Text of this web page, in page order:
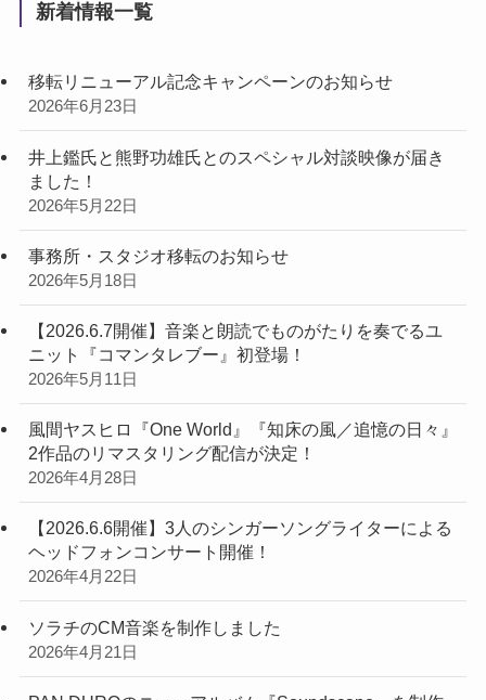
新着情報一覧
移転リニューアル記念キャンペーンのお知らせ
2026年6月23日
井上鑑氏と熊野功雄氏とのスペシャル対談映像が届き
ました！
2026年5月22日
事務所・スタジオ移転のお知らせ
2026年5月18日
【2026.6.7開催】音楽と朗読でものがたりを奏でるユ
ニット『コマンタレブー』初登場！
2026年5月11日
風間ヤスヒロ『One World』『知床の風／追憶の日々』
2作品のリマスタリング配信が決定！
2026年4月28日
【2026.6.6開催】3人のシンガーソングライターによる
ヘッドフォンコンサート開催！
2026年4月22日
ソラチのCM音楽を制作しました
2026年4月21日